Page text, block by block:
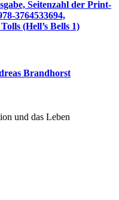
Seitenzahl der Print-
Tolls (Hell’s Bells 1)
Brandhorst
und das Leben